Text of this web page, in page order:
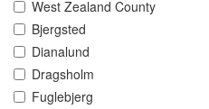
West Zealand County
Bjergsted
Dianalund
Dragsholm
Fuglebjerg